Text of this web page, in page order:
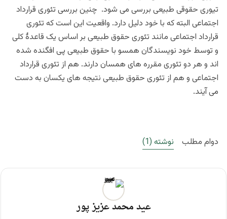
تیوری حقوقی طبیعی بررسی می شود. چنین بررسی تئوری قرارداد
اجتماعی البته که با خود دلیل دارد. واقعیت این است که تئوری
قرارداد اجتماعی مانند تئوری حقوق طبیعی بر اساس یک قاعدۀ کلی
و توسط خود نویسندگان همسو با حقوق طبیعی پی افگنده شده
اند و هر دو تئوری مقرره های همسان دارند. هم از تئوری قرارداد
اجتماعی و هم از تئوری حقوق طبیعی نتیجه های یکسان به دست
می آیند.
دوام مطلب نوشته (1)
عید محمد عزیز پور